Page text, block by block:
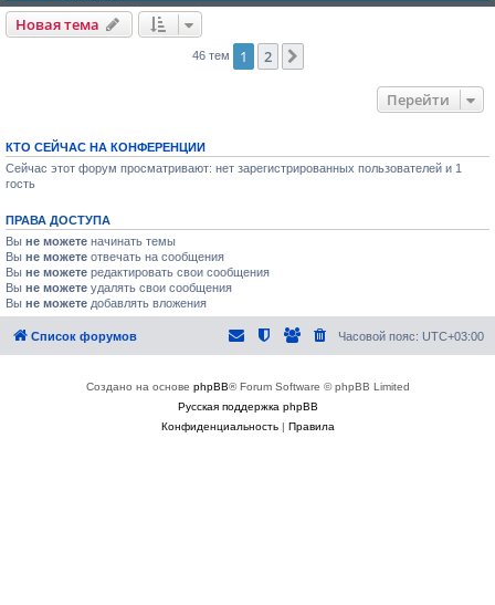
Новая тема
46 тем 1 2
Перейти
КТО СЕЙЧАС НА КОНФЕРЕНЦИИ
Сейчас этот форум просматривают: нет зарегистрированных пользователей и 1
гость
ПРАВА ДОСТУПА
Вы не можете начинать темы
Вы не можете отвечать на сообщения
Вы не можете редактировать свои сообщения
Вы не можете удалять свои сообщения
Вы не можете добавлять вложения
Список форумов Часовой пояс: UTC+03:00
Создано на основе phpBB® Forum Software © phpBB Limited
Русская поддержка phpBB
Конфиденциальность| Правила